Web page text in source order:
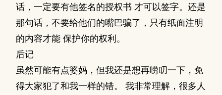
话，一定要有他签名的授权书 才可以签字。还是
那句话，不要给他们的嘴巴骗了，只有纸面注明
的内容才能 保护你的权利。
后记
虽然可能有点婆妈，但我还是想再唠叨一下，免
得大家犯了和我一样的错。 我非常理解，很多人